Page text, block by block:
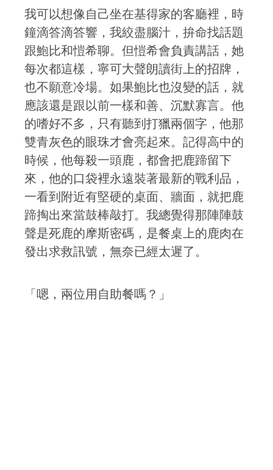
我可以想像自己坐在基得家的客廳裡，時
鐘滴答滴答響，我絞盡腦汁，拚命找話題
跟鮑比和愷希聊。但愷希會負責講話，她
每次都這樣，寧可大聲朗讀街上的招牌，
也不願意冷場。如果鮑比也沒變的話，就
應該還是跟以前一樣和善、沉默寡言。他
的嗜好不多，只有聽到打獵兩個字，他那
雙青灰色的眼珠才會亮起來。記得高中的
時候，他每殺一頭鹿，都會把鹿蹄留下
來，他的口袋裡永遠裝著最新的戰利品，
一看到附近有堅硬的桌面、牆面，就把鹿
蹄掏出來當鼓棒敲打。我總覺得那陣陣鼓
聲是死鹿的摩斯密碼，是餐桌上的鹿肉在
發出求救訊號，無奈已經太遲了。
「嗯，兩位用自助餐嗎？」